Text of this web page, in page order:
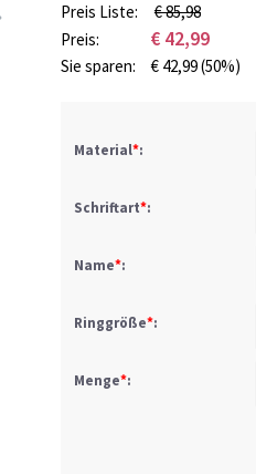
Preis Liste:
€ 85,98
Preis:
€ 42,99
Sie sparen: € 42,99(50%)
Material*:
Schriftart*:
Name*:
Ringgröße*:
Menge*: